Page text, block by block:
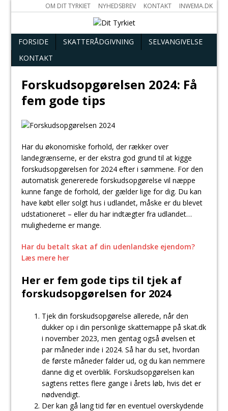
OM DIT TYRKIET NYHEDSBREV KONTAKT INWEMA.DK
FORSIDE SKATTERÅDGIVNING
SELVANGIVELSE
KONTAKT
Forskudsopgørelsen 2024: Få
fem gode tips
Har du økonomiske forhold, der rækker over
landegrænserne, er der ekstra god grund til at kigge
forskudsopgørelsen for 2024 efter i sømmene. For den
automatisk genererede forskudsopgørelse vil næppe
kunne fange de forhold, der gælder lige for dig. Du kan
have købt eller solgt hus i udlandet, måske er du blevet
udstationeret – eller du har indtægter fra udlandet…
mulighederne er mange.
Har du betalt skat af din udenlandske ejendom?
Læs mere her
Her er fem gode tips til tjek af
forskudsopgørelsen for 2024
Tjek din forskudsopgørelse allerede, når den
dukker op i din personlige skattemappe på skat.dk
i november 2023, men gentag også øvelsen et
par måneder inde i 2024. Så har du set, hvordan
de første måneder falder ud, og du kan nemmere
danne dig et overblik. Forskudsopgørelsen kan
sagtens rettes flere gange i årets løb, hvis det er
nødvendigt.
Der kan gå lang tid før en eventuel overskydende